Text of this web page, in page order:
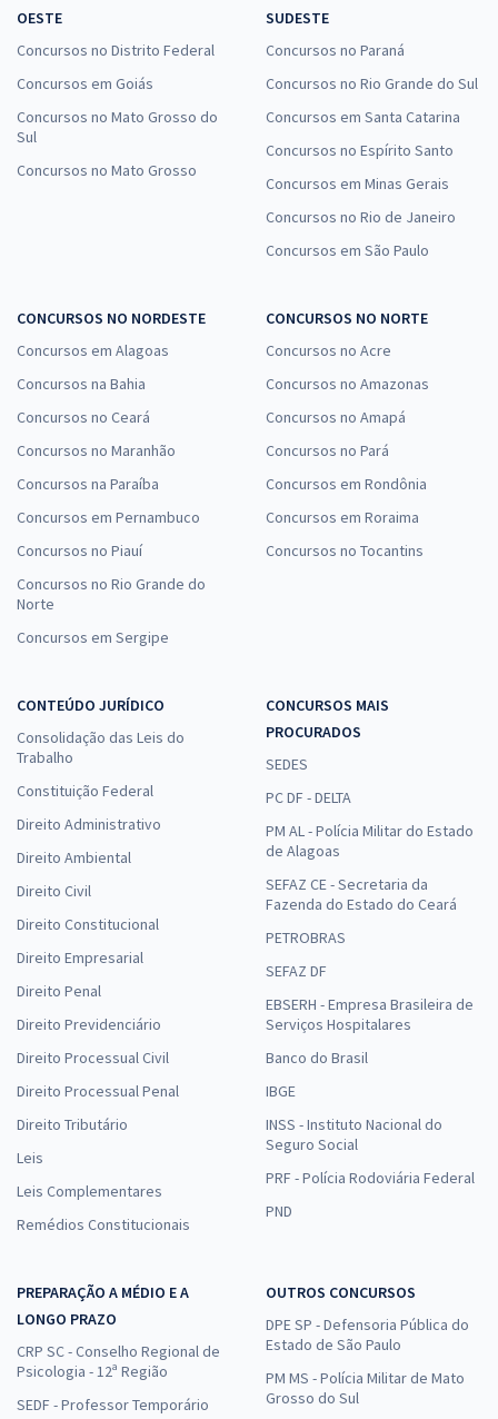
OESTE
Concursos no Distrito Federal
Concursos em Goiás
Concursos no Mato Grosso do
Sul
Concursos no Mato Grosso
SUDESTE
Concursos no Paraná
Concursos no Rio Grande do Sul
Concursos em Santa Catarina
Concursos no Espírito Santo
Concursos em Minas Gerais
Concursos no Rio de Janeiro
Concursos em São Paulo
CONCURSOS NO NORDESTE
Concursos em Alagoas
Concursos na Bahia
Concursos no Ceará
Concursos no Maranhão
Concursos na Paraíba
Concursos em Pernambuco
Concursos no Piauí
Concursos no Rio Grande do
Norte
Concursos em Sergipe
CONCURSOS NO NORTE
Concursos no Acre
Concursos no Amazonas
Concursos no Amapá
Concursos no Pará
Concursos em Rondônia
Concursos em Roraima
Concursos no Tocantins
CONTEÚDO JURÍDICO
Consolidação das Leis do
Trabalho
Constituição Federal
Direito Administrativo
Direito Ambiental
Direito Civil
Direito Constitucional
Direito Empresarial
Direito Penal
Direito Previdenciário
Direito Processual Civil
Direito Processual Penal
Direito Tributário
Leis
Leis Complementares
Remédios Constitucionais
CONCURSOS MAIS
PROCURADOS
SEDES
PC DF - DELTA
PM AL - Polícia Militar do Estado
de Alagoas
SEFAZ CE - Secretaria da
Fazenda do Estado do Ceará
PETROBRAS
SEFAZ DF
EBSERH - Empresa Brasileira de
Serviços Hospitalares
Banco do Brasil
IBGE
INSS - Instituto Nacional do
Seguro Social
PRF - Polícia Rodoviária Federal
PND
PREPARAÇÃO A MÉDIO E A
LONGO PRAZO
CRP SC - Conselho Regional de
Psicologia - 12ª Região
SEDF - Professor Temporário
OUTROS CONCURSOS
DPE SP - Defensoria Pública do
Estado de São Paulo
PM MS - Polícia Militar de Mato
Grosso do Sul